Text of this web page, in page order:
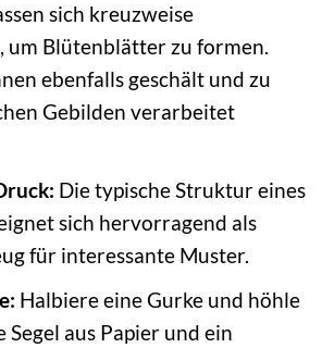
sich kreuzweise
um Blütenblätter zu formen.
ebenfalls geschält und zu
Gebilden verarbeitet
Die typische Struktur eines
sich hervorragend als
für interessante Muster.
Halbiere eine Gurke und höhle
Segel aus Papier und ein